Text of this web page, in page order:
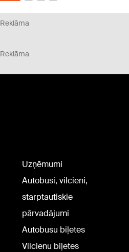
Reklāma
Reklāma
Uzņēmumi
Autobusi, vilcieni,
starptautiskie
pārvadājumi
Autobusu biļetes
Vilcienu biļetes